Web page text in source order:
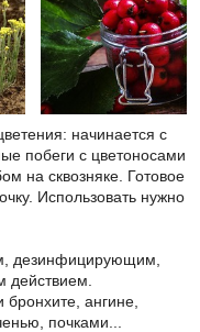
начинается с
побеги с цветоносами
на сквозняке. Готовое
Использовать нужно
дезинфицирующим,
действием.
ангине,
почками...